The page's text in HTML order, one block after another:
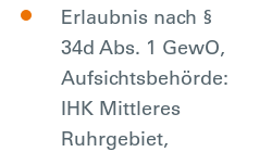
Erlaubnis nach §
34d Abs. 1 GewO,
Aufsichtsbehörde:
IHK Mittleres
Ruhrgebiet,